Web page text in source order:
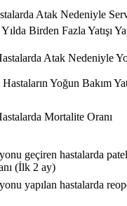
Atak Nedeniyle
Birden Fazla Yatışı
Atak Nedeniyle
Yoğun Bakım
Mortalite Oranı
geçiren hastalarda
(İlk 2 ay)
yapılan hastalarda